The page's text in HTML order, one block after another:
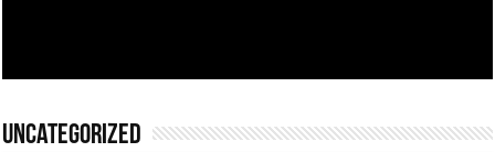
Uncategorized